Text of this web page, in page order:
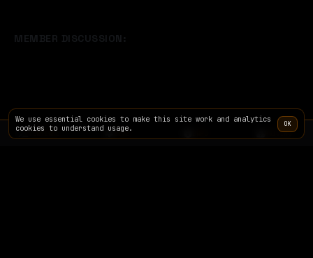
SITE PRICING
MEMBER DISCUSSION:
We use essential cookies to make this site work and analytics
cookies to understand usage.
OK